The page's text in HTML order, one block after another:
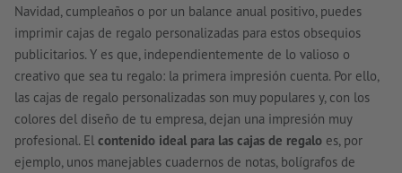
Navidad, cumpleaños o por un balance anual positivo, puedes
imprimir cajas de regalo personalizadas para estos obsequios
publicitarios. Y es que, independientemente de lo valioso o
creativo que sea tu regalo: la primera impresión cuenta. Por ello,
las cajas de regalo personalizadas son muy populares y, con los
colores del diseño de tu empresa, dejan una impresión muy
profesional. El contenido ideal para las cajas de regalo es, por
ejemplo, unos manejables cuadernos de notas, bolígrafos de